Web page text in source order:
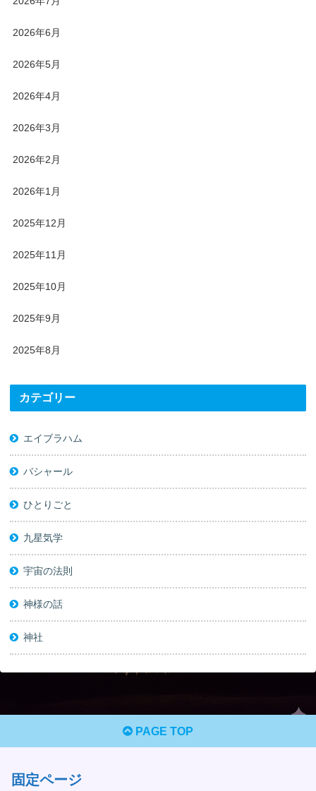
2026年6月
2026年5月
2026年4月
2026年3月
2026年2月
2026年1月
2025年12月
2025年11月
2025年10月
2025年9月
2025年8月
カテゴリー
エイブラハム
バシャール
ひとりごと
九星気学
宇宙の法則
神様の話
神社
PAGE TOP
固定ページ